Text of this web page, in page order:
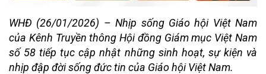
WHĐ (26/01/2026) – Nhịp sống Giáo hội Việt Nam
của Kênh Truyền thông Hội đồng Giám mục Việt Nam
số 58 tiếp tục cập nhật những sinh hoạt, sự kiện và
nhịp đập đời sống đức tin của Giáo hội Việt Nam.